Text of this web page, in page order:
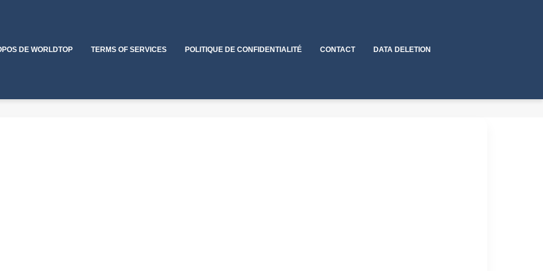
DE WORLDTOP TERMS OF SERVICES POLITIQUE DE CONFIDENTIALITÉ CONTACT DATA DELETION